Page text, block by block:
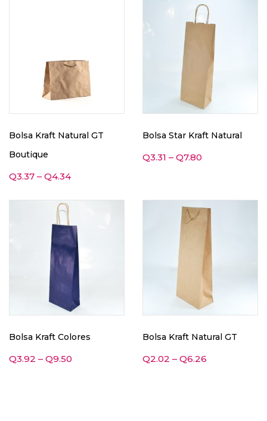
Bolsa Kraft Natural GT
Boutique
Q3.37 – Q4.34
Bolsa Star Kraft Natural
Q3.31 – Q7.80
Bolsa Kraft Colores
Q3.92 – Q9.50
Bolsa Kraft Natural GT
Q2.02 – Q6.26